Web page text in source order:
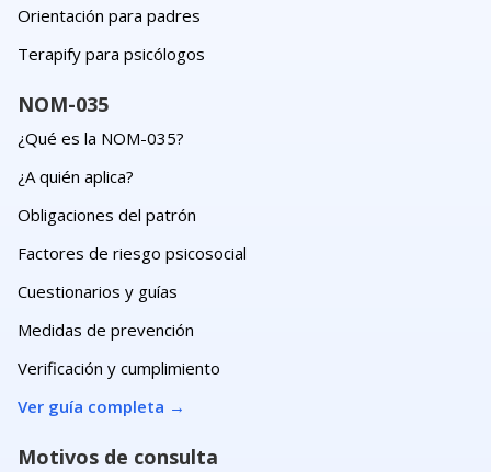
Orientación para padres
Terapify para psicólogos
NOM-035
¿Qué es la NOM-035?
¿A quién aplica?
Obligaciones del patrón
Factores de riesgo psicosocial
Cuestionarios y guías
Medidas de prevención
Verificación y cumplimiento
Ver guía completa →
Motivos de consulta